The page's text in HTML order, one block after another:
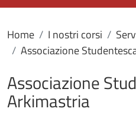
Home I nostri corsi
Associazione
Associazione
Arkimastria